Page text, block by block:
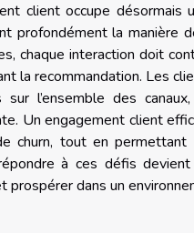
client occupe
profondément la manière
chaque interaction doit
la recommandation. Les
sur l’ensemble des
Un engagement client
churn, tout en permettant
à ces défis
prospérer dans un